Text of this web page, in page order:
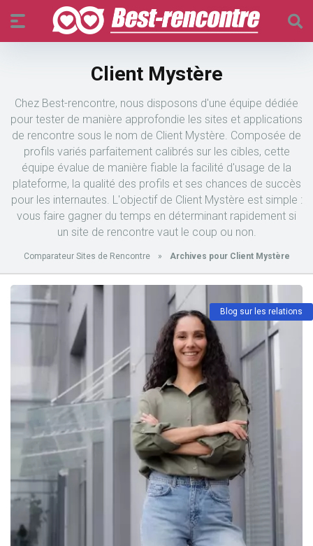
Client Mystère
Chez Best-rencontre, nous disposons d'une équipe dédiée
pour tester de manière approfondie les sites et applications
de rencontre sous le nom de Client Mystère. Composée de
profils variés parfaitement calibrés sur les cibles, cette
équipe évalue de manière fiable la facilité d'usage de la
plateforme, la qualité des profils et ses chances de succès
pour les internautes. L'objectif de Client Mystère est simple :
vous faire gagner du temps en déterminant rapidement si
un site de rencontre vaut le coup ou non.
Comparateur Sites de Rencontre » Archives pour Client Mystère
Blog sur les relations